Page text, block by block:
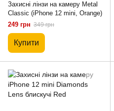
Захисні лінзи на камеру Metal
Classic (iPhone 12 mini, Orange)
249 грн 349 грн
Купити